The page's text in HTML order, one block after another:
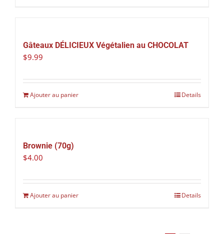
Gâteaux DÉLICIEUX Végétalien au CHOCOLAT
$9.99
Ajouter au panier Details
Brownie (70g)
$4.00
Ajouter au panier Details